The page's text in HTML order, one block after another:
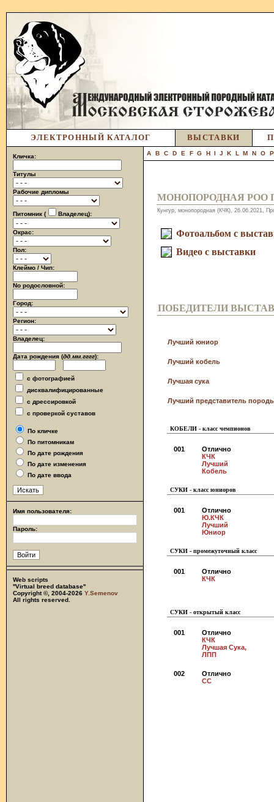
ЭЛЕКТРОННЫЙ КАТАЛОГ ВЫСТАВКИ
Кличка:
Титулы
Рабочие дипломы
Питомник ( Владелец):
Окрас:
Пол:
Клеймо / Чип:
No родословной:
Город:
Регион:
Владелец:
Дата рождения (дд.мм.гггг):
с фотографией
дисквалифицированные
с дрессировкой
с проверкой суставов
По кличке
По питомникам
По дате рождения
По дате изменения
По дате ввода
Имя пользователя:
Пароль:
Web scripts
''Virtual breed database''
Copyright ©, 2004-2026 Y.Semenov
All rights reserved.
A B C D E F G H I J K L M N O P
МОНОПОРОДНАЯ РОО
Кунгур, монопородная (КЧК), 26.06.2021,
Фотоальбом с
Видео с выставки
ПОБЕДИТЕЛИ
Лучший юниор
Лучший кобель
Лучшая сука
Лучший представитель
КОБЕЛИ - класс чемпионов
001
Отлично
КЧК
Лучший
Кобель
СУКИ - класс юниоров
001
Отлично
Ю.КЧК
Лучший
Юниор
СУКИ - промежуточный класс
001
Отлично
КЧК
СУКИ - открытый класс
001
Отлично
КЧК
Лучшая Сука,
ЛПП
002
Отлично
СС